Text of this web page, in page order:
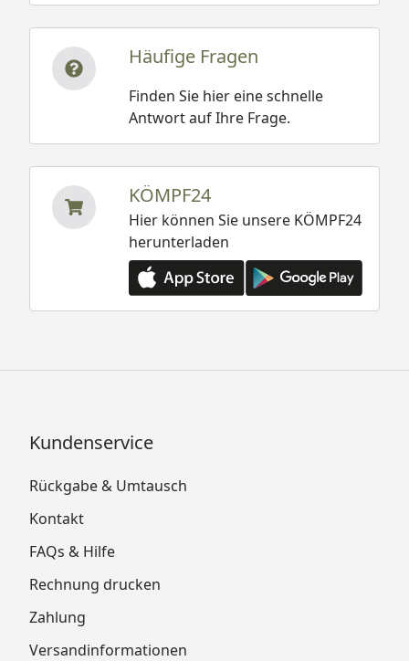
Häufige Fragen
Finden Sie hier eine schnelle
Antwort auf Ihre Frage.
KÖMPF24
Hier können Sie unsere KÖMPF24
herunterladen
Kundenservice
Rückgabe & Umtausch
Kontakt
FAQs & Hilfe
Rechnung drucken
Zahlung
Versandinformationen